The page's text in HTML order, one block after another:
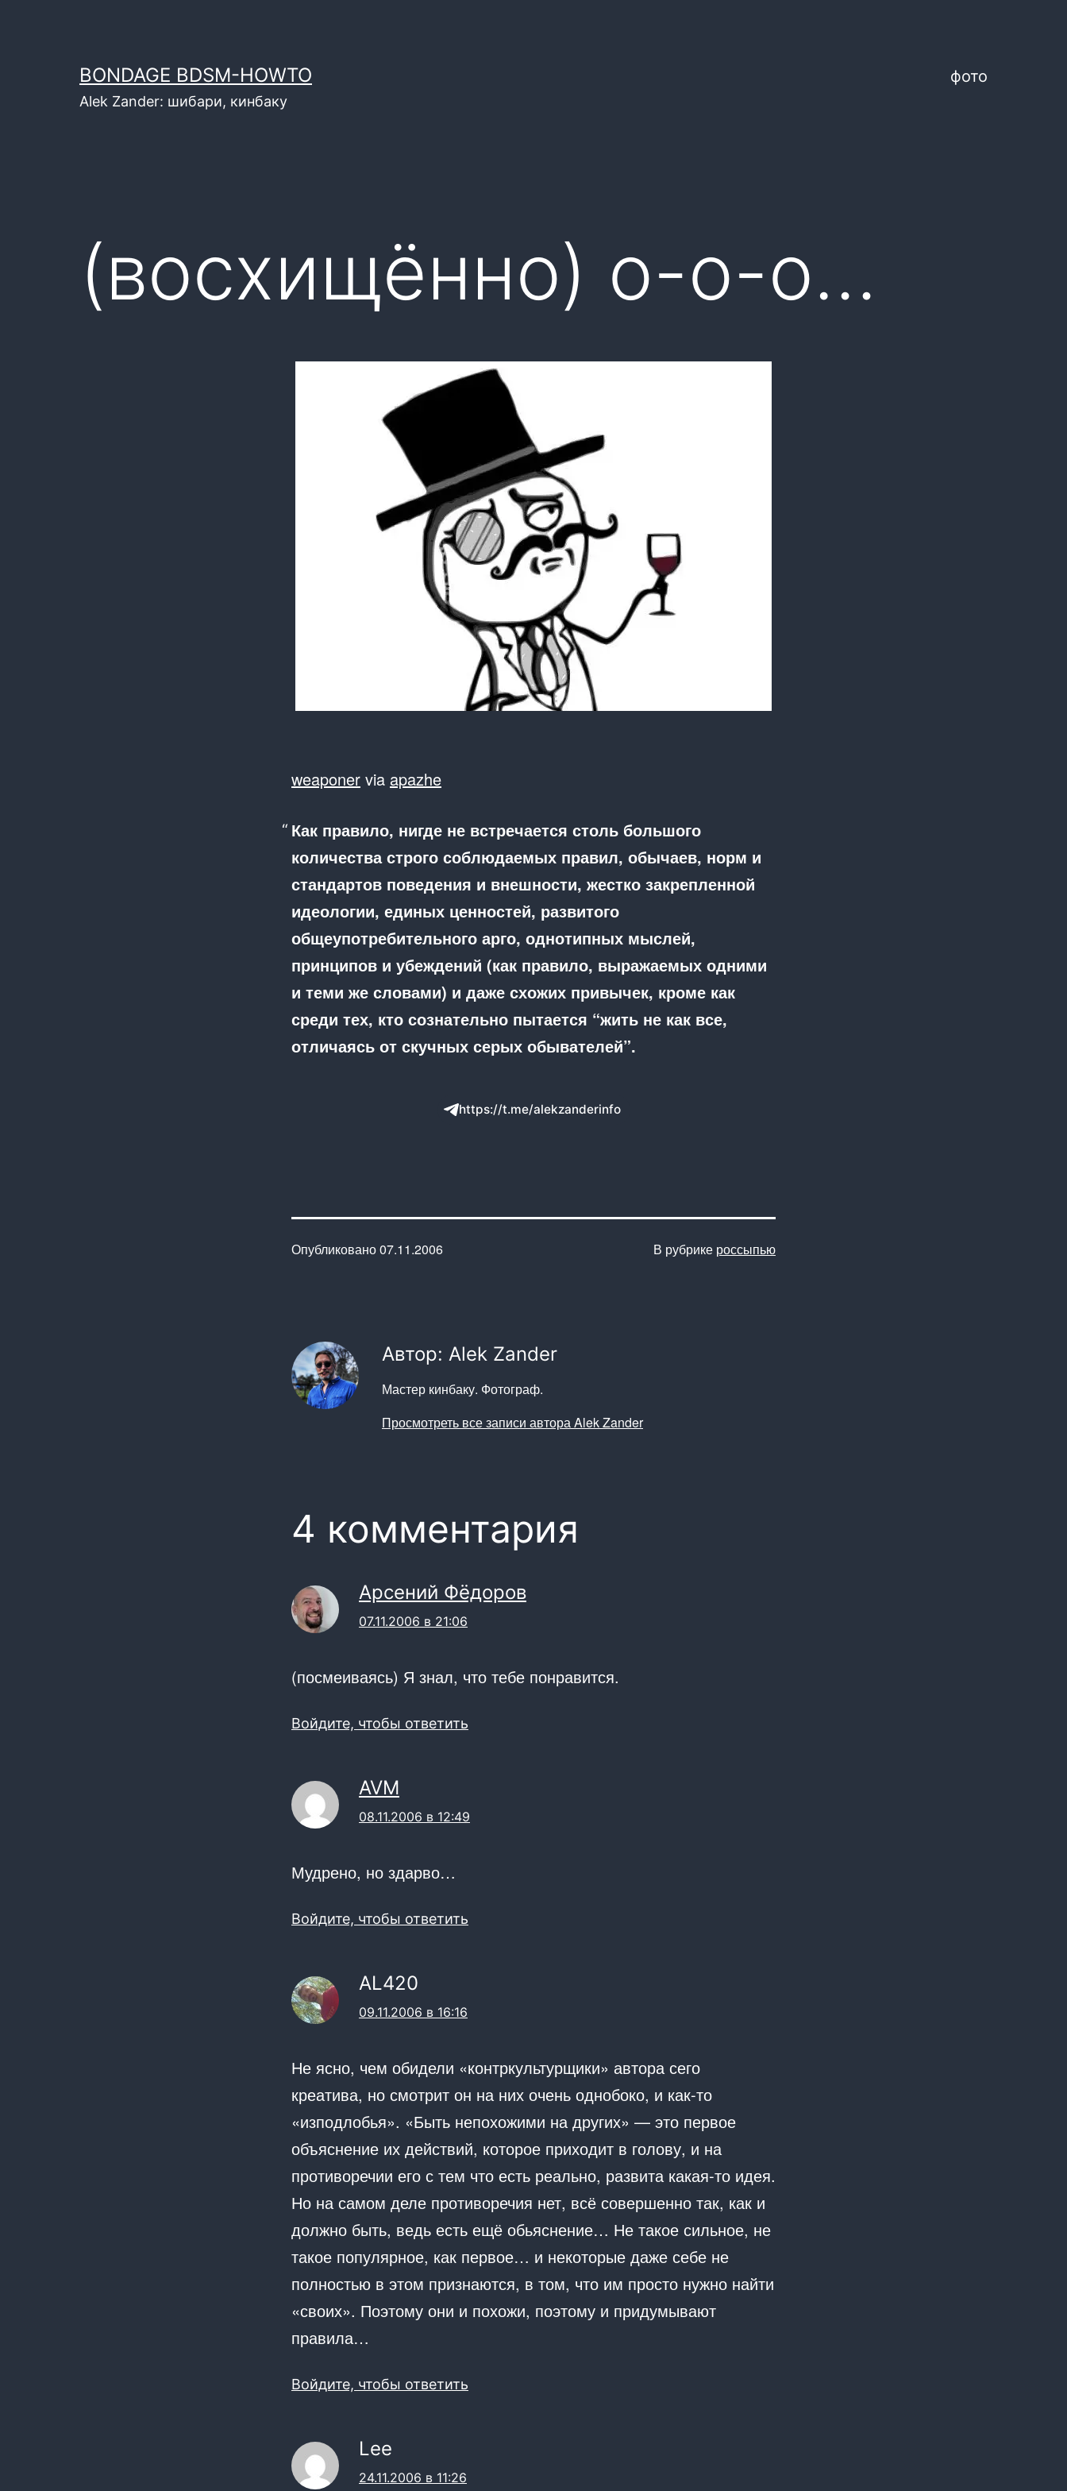
содержимомуBONDAGE BDSM-HOWTO
Alek Zander: шибари, кинбаку
фото
(восхищённо) о-о-о…
weaponer via apazhe
Как правило, нигде не встречается столь большого
количества строго соблюдаемых правил, обычаев, норм и
стандартов поведения и внешности, жестко закрепленной
идеологии, единых ценностей, развитого
общеупотребительного арго, однотипных мыслей,
принципов и убеждений (как правило, выражаемых одними
и теми же словами) и даже схожих привычек, кроме как
среди тех, кто сознательно пытается “жить не как все,
отличаясь от скучных серых обывателей”.
https://t.me/alekzanderinfo
Опубликовано07.11.2006 В рубрике россыпью
Автор: Alek Zander
Мастер кинбаку. Фотограф.
Просмотреть все записи автора Alek Zander
4 комментария
Арсений Фёдоров
07.11.2006 в 21:06
(посмеиваясь) Я знал, что тебе понравится.
Войдите, чтобы ответить
AVM
08.11.2006 в 12:49
Мудрено, но здарво…
Войдите, чтобы ответить
AL420
09.11.2006 в 16:16
Не ясно, чем обидели «контркультурщики» автора сего
креатива, но смотрит он на них очень однобоко, и как-то
«изподлобья». «Быть непохожими на других» — это первое
объяснение их действий, которое приходит в голову, и на
противоречии его с тем что есть реально, развита какая-то идея.
Но на самом деле противоречия нет, всё совершенно так, как и
должно быть, ведь есть ещё обьяснение… Не такое сильное, не
такое популярное, как первое… и некоторые даже себе не
полностью в этом признаются, в том, что им просто нужно найти
«своих». Поэтому они и похожи, поэтому и придумывают
правила…
Войдите, чтобы ответить
Lee
24.11.2006 в 11:26